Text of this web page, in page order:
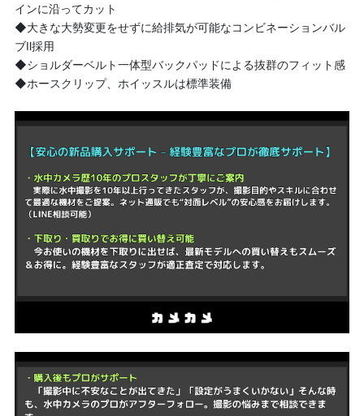
インに沿ってカット
◆大きな大勢変更をせずに給排気が可能なコンビネーションバル
ブⅡ採用
◆ショルダーベルト一体型バックパッドによる抜群のフィット感
◆ホースクリップ、ホイッスルは標準装備